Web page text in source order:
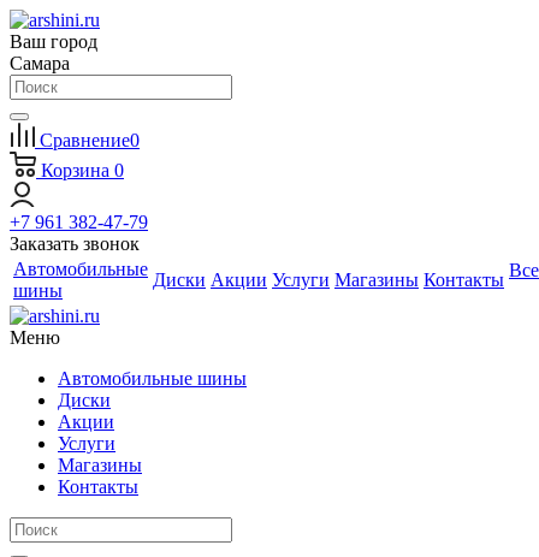
Ваш город
Самара
Сравнение0
Корзина 0
+7 961 382-47-79
Заказать звонок
Автомобильные
шины
Диски Акции Услуги Магазины Контакты Все
Меню
Автомобильные шины
Диски
Акции
Услуги
Магазины
Контакты